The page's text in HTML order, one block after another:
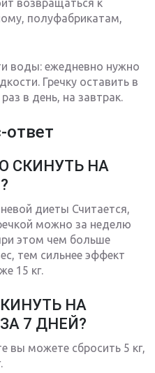
возвращаться к
полуфабрикатам,
воды: ежедневно нужно
Гречку оставить в
в день, на завтрак.
ответ
СКИНУТЬ НА
диеты Считается,
можно за неделю
этом чем больше
тем сильнее эффект
15 кг.
НА
7 ДНЕЙ?
вы можете сбросить 5 кг,